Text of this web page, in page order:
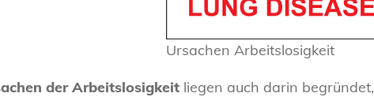
Ursachen Arbeitslosigkeit
der Arbeitslosigkeit liegen auch darin begründet,